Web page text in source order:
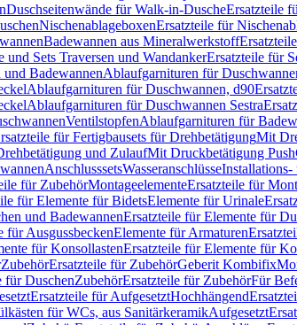
Duschseitenwände für Walk-in-DuscheErsatzteile
NischenablageboxenErsatzteile für
Badewannen aus Mineralwerkstoff
und Sets Traversen und WandankerErsatzteile für
und BadewannenAblaufgarnituren für
Ablaufgarnituren für Duschwannen, d90
Ablaufgarnituren für Duschwannen Sestra
VentilstopfenAblaufgarnituren für
für Fertigbausets für DrehbetätigungMit
und ZulaufMit Druckbetätigung
AnschlusssetsWasseranschlüsseInstallations-
für ZubehörMontageelementeErsatzteile für
für Elemente für BidetsElemente für Urinale
und BadewannenErsatzteile für Elemente für
für AusgussbeckenElemente für Armaturen
für KonsollastenErsatzteile für Elemente für
ZubehörErsatzteile für ZubehörGeberit Kombifix
für DuschenZubehörErsatzteile für ZubehörFür
Ersatzteile für AufgesetztHochhängend
für WCs, aus SanitärkeramikAufgesetzt